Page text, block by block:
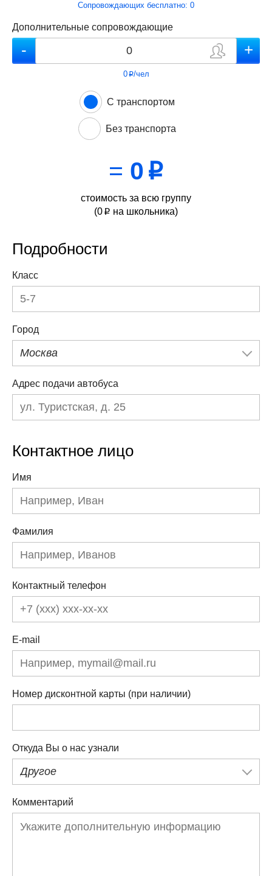
Сопровождающих бесплатно: 0
Дополнительные сопровождающие
0p/чел
С транспортом
Без транспорта
= 0 p
стоимость за всю группу
(0 p на школьника)
Подробности
Класс
Город
Москва
Адрес подачи автобуса
Контактное лицо
Имя
Фамилия
Контактный телефон
E-mail
Номер дисконтной карты (при наличии)
Откуда Вы о нас узнали
Другое
Комментарий